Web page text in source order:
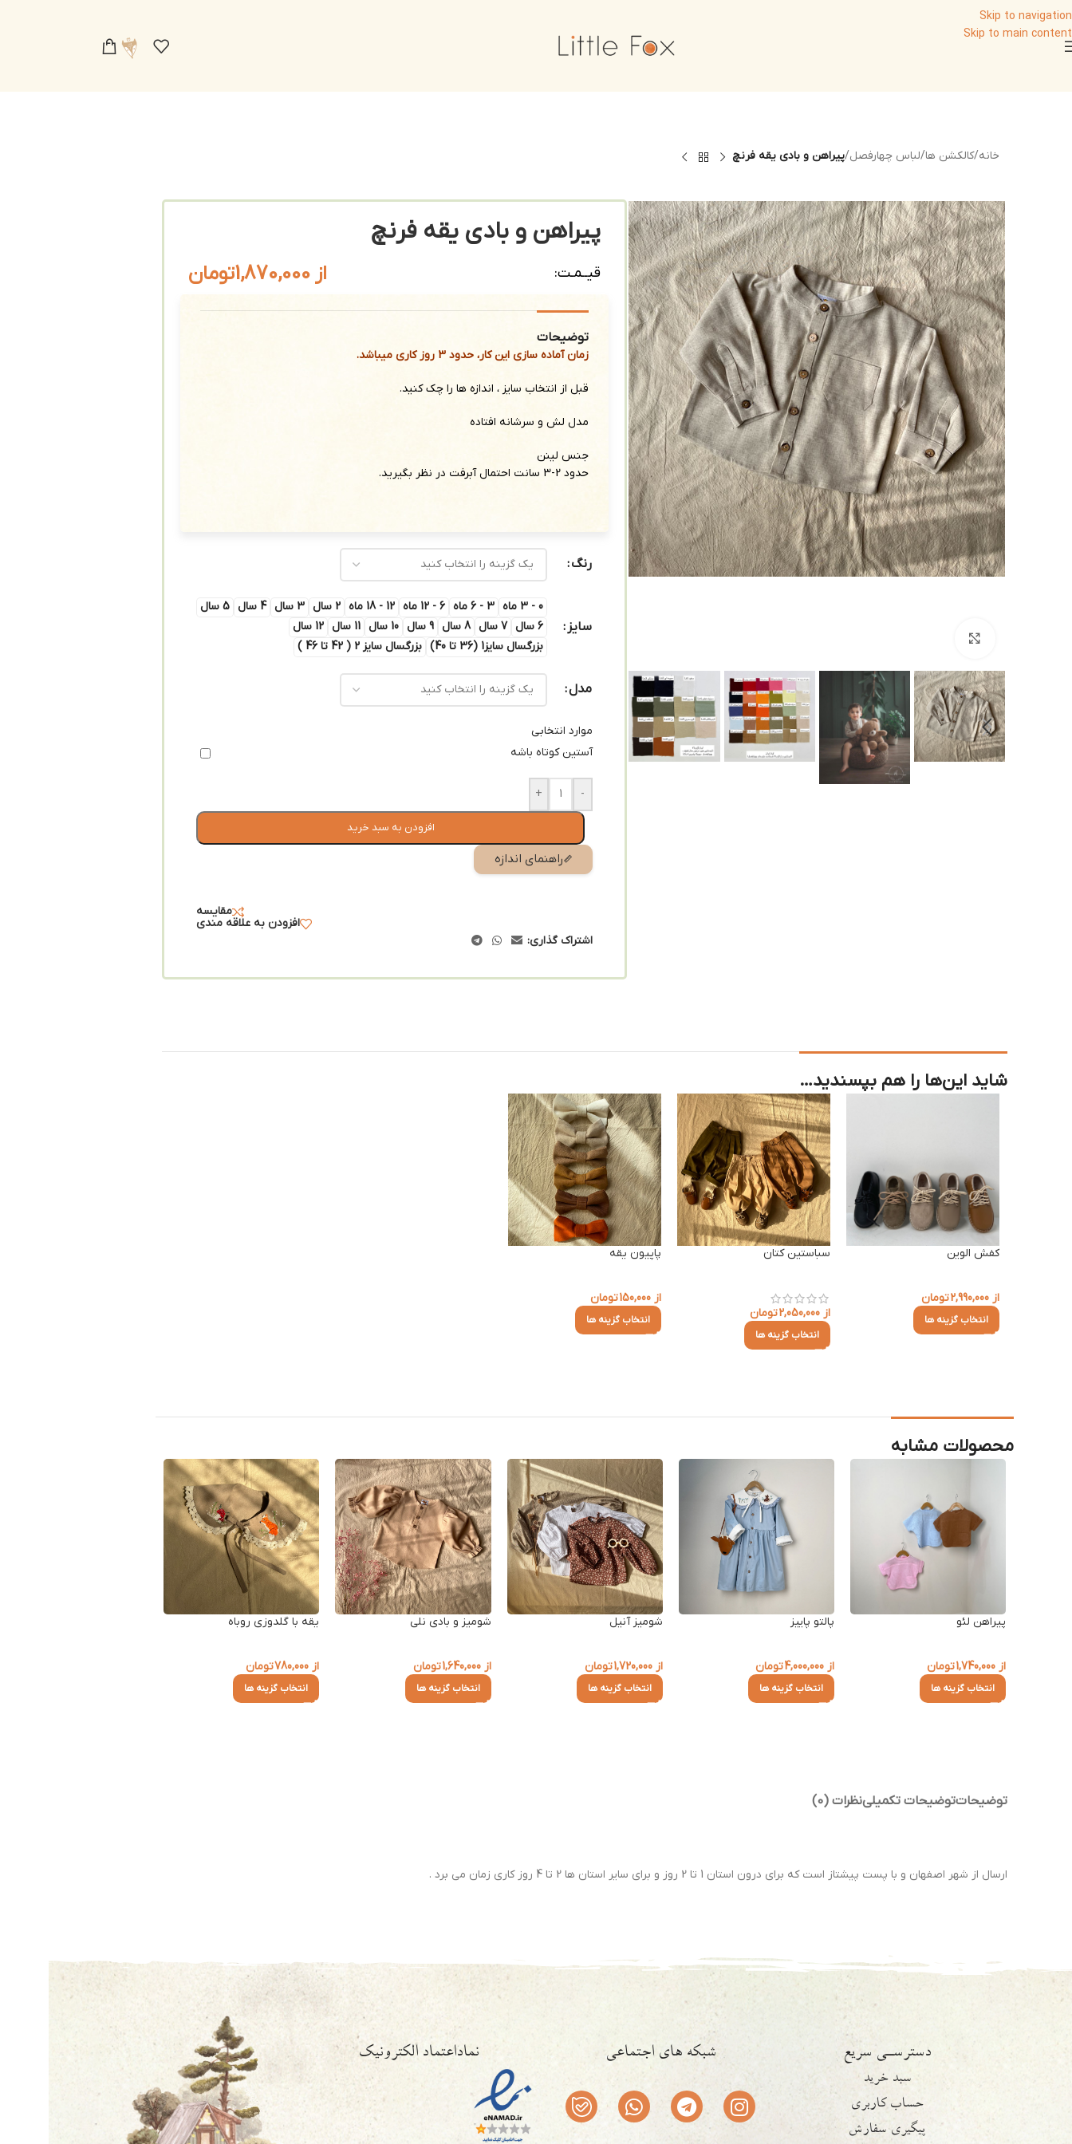
Skip to navigation
Skip to main content
خانه/کالکشن ها/لباس چهارفصل/پیراهن و بادی یقه فرنچ
پیراهن و بادی یقه فرنچ
قیــمـت: از 1,870,000تومان
توضیحات
زمان آماده سازی این کار، حدود 3 روز کاری میباشد.
قبل از انتخاب سایز ، اندازه ها را چک کنید.
مدل لش و سرشانه افتاده
جنس لینن
حدود 2-3 سانت احتمال آبرفت در نظر بگیرید.
رنگ
سایز
0 - 3 ماه 3 - 6 ماه 6 - 12 ماه 12 - 18 ماه 2 سال 3 سال 4 سال
5 سال
6 سال
7 سال 8 سال 9 سال 10 سال 11 سال
12 سال
بزرگسال سایز1 (36 تا 40)
بزرگسال سایز 2 ( 42 تا 46 )
مدل
موارد انتخابی
آستین کوتاه باشه
-
+
افزودن به سبد خرید
راهنمای اندازه
مقایسه
افزودن به علاقه مندی
اشتراک گذاری:
شاید این‌ها را هم بپسندید…
کفش الوین
از2,990,000تومان
انتخاب گزینه ها
سباستین کتان
از2,050,000تومان
انتخاب گزینه ها
پاپیون یقه
از150,000تومان
انتخاب گزینه ها
محصولات مشابه
پیراهن لئو
از1,740,000تومان
انتخاب گزینه ها
پالتو پاییز
از4,000,000تومان
انتخاب گزینه ها
شومیز آنیل
از1,720,000تومان
انتخاب گزینه ها
شومیز و بادی نلی
از1,640,000تومان
انتخاب گزینه ها
یقه با گلدوزی روباه
از 780,000تومان
انتخاب گزینه ها
توضیحاتتوضیحات تکمیلینظرات (0)
ارسال از شهر اصفهان و با پست پیشتاز است که برای درون استان 1 تا 2 روز و برای سایر استان ها 2 تا 4 روز کاری زمان می برد .
دسترسـی سریع
سبد خرید
حساب کاربری
پیگیری سفارش
شبکه های اجتماعی نماداعتماد الکترونیک